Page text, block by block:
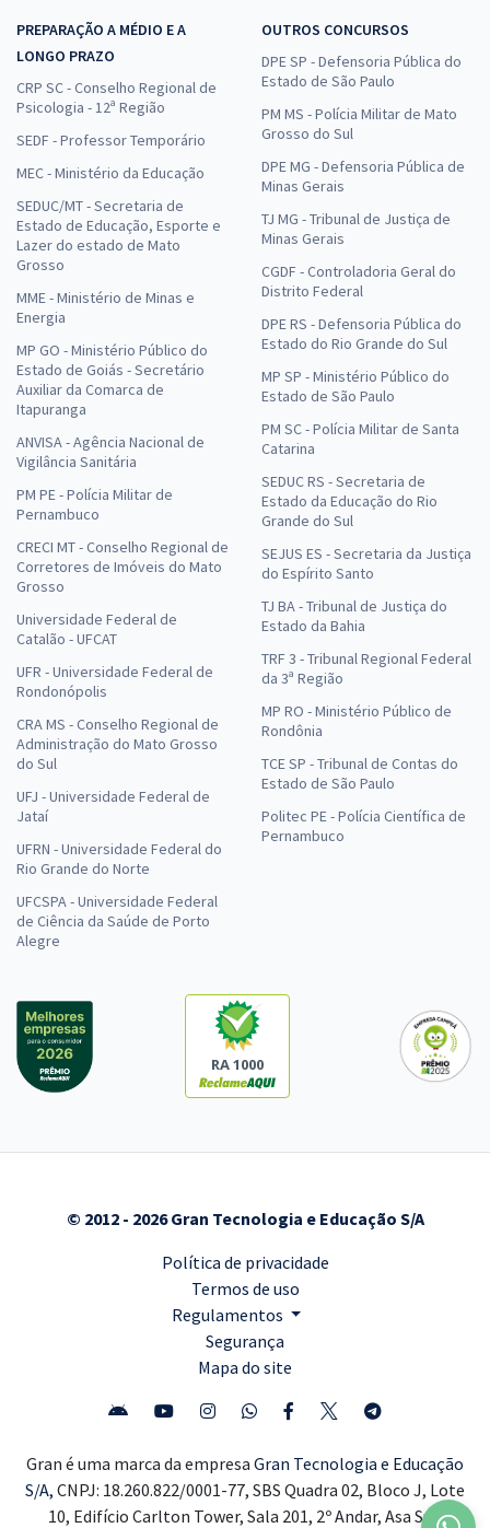
PREPARAÇÃO A MÉDIO E A
LONGO PRAZO
CRP SC - Conselho Regional de
Psicologia - 12ª Região
SEDF - Professor Temporário
MEC - Ministério da Educação
SEDUC/MT - Secretaria de
Estado de Educação, Esporte e
Lazer do estado de Mato
Grosso
MME - Ministério de Minas e
Energia
MP GO - Ministério Público do
Estado de Goiás - Secretário
Auxiliar da Comarca de
Itapuranga
ANVISA - Agência Nacional de
Vigilância Sanitária
PM PE - Polícia Militar de
Pernambuco
CRECI MT - Conselho Regional de
Corretores de Imóveis do Mato
Grosso
Universidade Federal de
Catalão - UFCAT
UFR - Universidade Federal de
Rondonópolis
CRA MS - Conselho Regional de
Administração do Mato Grosso
do Sul
UFJ - Universidade Federal de
Jataí
UFRN - Universidade Federal do
Rio Grande do Norte
UFCSPA - Universidade Federal
de Ciência da Saúde de Porto
Alegre
OUTROS CONCURSOS
DPE SP - Defensoria Pública do
Estado de São Paulo
PM MS - Polícia Militar de Mato
Grosso do Sul
DPE MG - Defensoria Pública de
Minas Gerais
TJ MG - Tribunal de Justiça de
Minas Gerais
CGDF - Controladoria Geral do
Distrito Federal
DPE RS - Defensoria Pública do
Estado do Rio Grande do Sul
MP SP - Ministério Público do
Estado de São Paulo
PM SC - Polícia Militar de Santa
Catarina
SEDUC RS - Secretaria de
Estado da Educação do Rio
Grande do Sul
SEJUS ES - Secretaria da Justiça
do Espírito Santo
TJ BA - Tribunal de Justiça do
Estado da Bahia
TRF 3 - Tribunal Regional Federal
da 3ª Região
MP RO - Ministério Público de
Rondônia
TCE SP - Tribunal de Contas do
Estado de São Paulo
Politec PE - Polícia Científica de
Pernambuco
RA 1000
© 2012 - 2026 Gran Tecnologia e Educação S/A
Política de privacidade
Termos de uso
Regulamentos
Segurança
Mapa do site
Gran é uma marca da empresa Gran Tecnologia e Educação
S/A, CNPJ: 18.260.822/0001-77, SBS Quadra 02, Bloco J, Lote
10, Edifício Carlton Tower, Sala 201, 2º Andar, Asa Sul,